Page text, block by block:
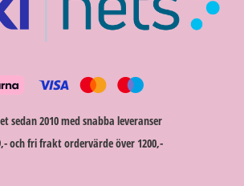
sedan 2010 med snabba leveranser
och fri frakt ordervärde över 1200,-